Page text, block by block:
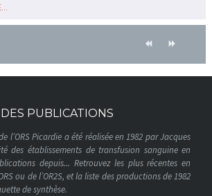
PUBLICATIONS
l’ORS Picardie a été réalisée en 1982 par Jacques
des établissements de transfusion sanguine en
depuis... Retrouvez les plus récentes en
ou de l’OR2S, et la liste des productions de 1982
de synthèse.